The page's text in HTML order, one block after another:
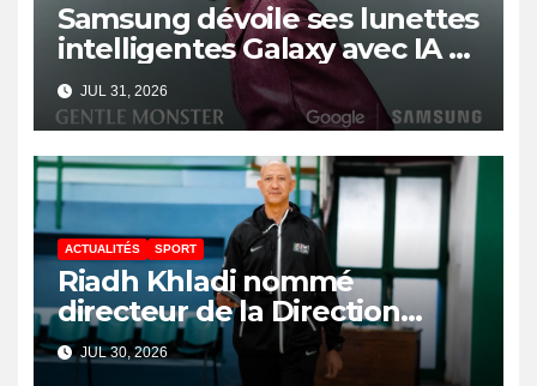
Samsung dévoile ses lunettes
intelligentes Galaxy avec IA et
Gemini
JUL 31, 2026
ACTUALITÉS SPORT
Riadh Khladi nommé
directeur de la Direction
Nationale de l’Arbitrage
JUL 30, 2026